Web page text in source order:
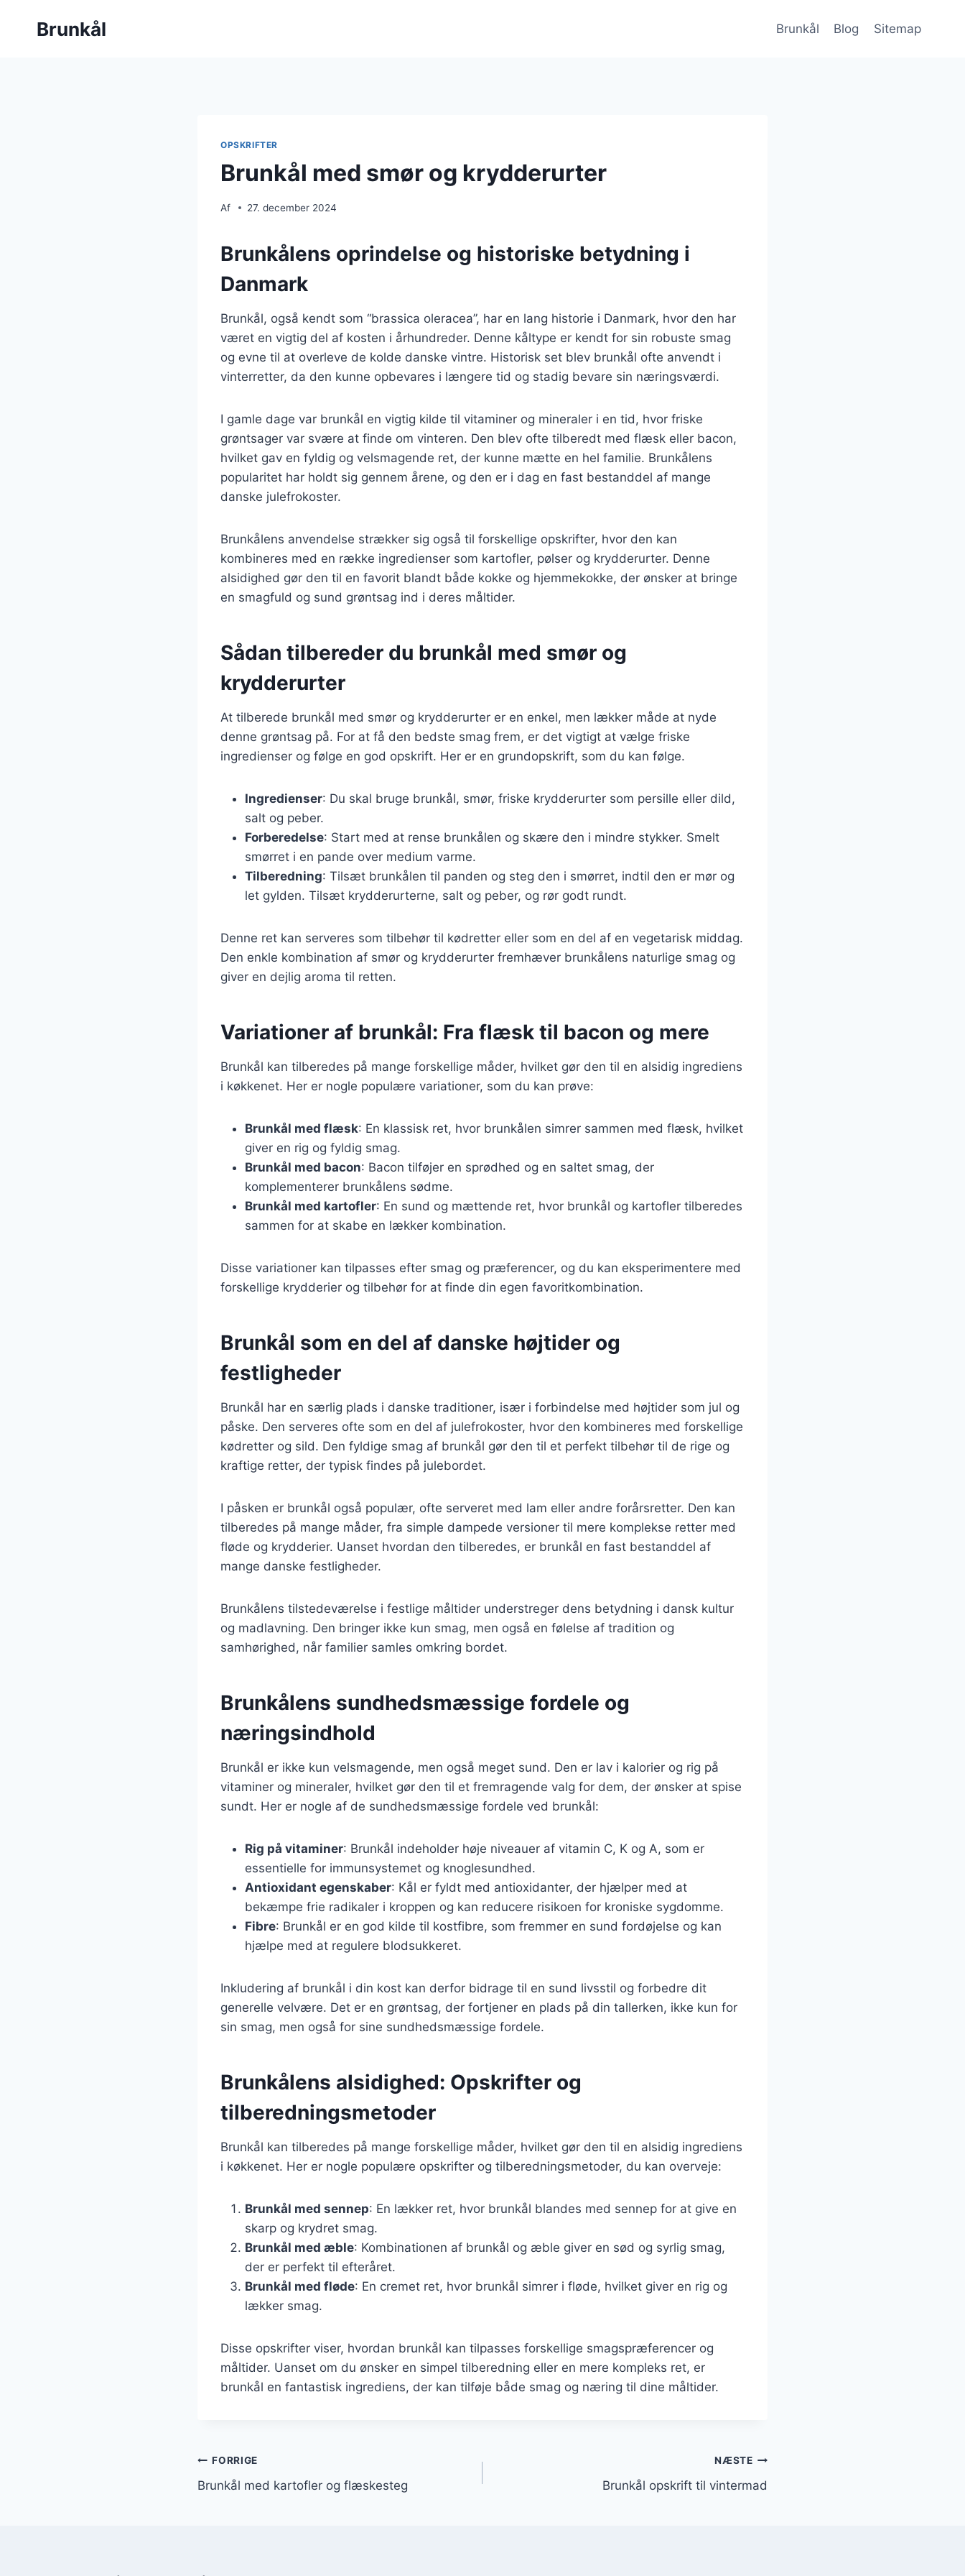
Brunkål Brunkål Blog Sitemap
OPSKRIFTER
Brunkål med smør og krydderurter
Af 27. december 2024
Brunkålens oprindelse og historiske betydning i
Danmark
Brunkål, også kendt som “brassica oleracea”, har en lang historie i Danmark, hvor den har
været en vigtig del af kosten i århundreder. Denne kåltype er kendt for sin robuste smag
og evne til at overleve de kolde danske vintre. Historisk set blev brunkål ofte anvendt i
vinterretter, da den kunne opbevares i længere tid og stadig bevare sin næringsværdi.
I gamle dage var brunkål en vigtig kilde til vitaminer og mineraler i en tid, hvor friske
grøntsager var svære at finde om vinteren. Den blev ofte tilberedt med flæsk eller bacon,
hvilket gav en fyldig og velsmagende ret, der kunne mætte en hel familie. Brunkålens
popularitet har holdt sig gennem årene, og den er i dag en fast bestanddel af mange
danske julefrokoster.
Brunkålens anvendelse strækker sig også til forskellige opskrifter, hvor den kan
kombineres med en række ingredienser som kartofler, pølser og krydderurter. Denne
alsidighed gør den til en favorit blandt både kokke og hjemmekokke, der ønsker at bringe
en smagfuld og sund grøntsag ind i deres måltider.
Sådan tilbereder du brunkål med smør og
krydderurter
At tilberede brunkål med smør og krydderurter er en enkel, men lækker måde at nyde
denne grøntsag på. For at få den bedste smag frem, er det vigtigt at vælge friske
ingredienser og følge en god opskrift. Her er en grundopskrift, som du kan følge.
Ingredienser: Du skal bruge brunkål, smør, friske krydderurter som persille eller dild,
salt og peber.
Forberedelse: Start med at rense brunkålen og skære den i mindre stykker. Smelt
smørret i en pande over medium varme.
Tilberedning: Tilsæt brunkålen til panden og steg den i smørret, indtil den er mør og
let gylden. Tilsæt krydderurterne, salt og peber, og rør godt rundt.
Denne ret kan serveres som tilbehør til kødretter eller som en del af en vegetarisk middag.
Den enkle kombination af smør og krydderurter fremhæver brunkålens naturlige smag og
giver en dejlig aroma til retten.
Variationer af brunkål: Fra flæsk til bacon og mere
Brunkål kan tilberedes på mange forskellige måder, hvilket gør den til en alsidig ingrediens
i køkkenet. Her er nogle populære variationer, som du kan prøve:
Brunkål med flæsk: En klassisk ret, hvor brunkålen simrer sammen med flæsk, hvilket
giver en rig og fyldig smag.
Brunkål med bacon: Bacon tilføjer en sprødhed og en saltet smag, der
komplementerer brunkålens sødme.
Brunkål med kartofler: En sund og mættende ret, hvor brunkål og kartofler tilberedes
sammen for at skabe en lækker kombination.
Disse variationer kan tilpasses efter smag og præferencer, og du kan eksperimentere med
forskellige krydderier og tilbehør for at finde din egen favoritkombination.
Brunkål som en del af danske højtider og
festligheder
Brunkål har en særlig plads i danske traditioner, især i forbindelse med højtider som jul og
påske. Den serveres ofte som en del af julefrokoster, hvor den kombineres med forskellige
kødretter og sild. Den fyldige smag af brunkål gør den til et perfekt tilbehør til de rige og
kraftige retter, der typisk findes på julebordet.
I påsken er brunkål også populær, ofte serveret med lam eller andre forårsretter. Den kan
tilberedes på mange måder, fra simple dampede versioner til mere komplekse retter med
fløde og krydderier. Uanset hvordan den tilberedes, er brunkål en fast bestanddel af
mange danske festligheder.
Brunkålens tilstedeværelse i festlige måltider understreger dens betydning i dansk kultur
og madlavning. Den bringer ikke kun smag, men også en følelse af tradition og
samhørighed, når familier samles omkring bordet.
Brunkålens sundhedsmæssige fordele og
næringsindhold
Brunkål er ikke kun velsmagende, men også meget sund. Den er lav i kalorier og rig på
vitaminer og mineraler, hvilket gør den til et fremragende valg for dem, der ønsker at spise
sundt. Her er nogle af de sundhedsmæssige fordele ved brunkål:
Rig på vitaminer: Brunkål indeholder høje niveauer af vitamin C, K og A, som er
essentielle for immunsystemet og knoglesundhed.
Antioxidant egenskaber: Kål er fyldt med antioxidanter, der hjælper med at
bekæmpe frie radikaler i kroppen og kan reducere risikoen for kroniske sygdomme.
Fibre: Brunkål er en god kilde til kostfibre, som fremmer en sund fordøjelse og kan
hjælpe med at regulere blodsukkeret.
Inkludering af brunkål i din kost kan derfor bidrage til en sund livsstil og forbedre dit
generelle velvære. Det er en grøntsag, der fortjener en plads på din tallerken, ikke kun for
sin smag, men også for sine sundhedsmæssige fordele.
Brunkålens alsidighed: Opskrifter og
tilberedningsmetoder
Brunkål kan tilberedes på mange forskellige måder, hvilket gør den til en alsidig ingrediens
i køkkenet. Her er nogle populære opskrifter og tilberedningsmetoder, du kan overveje:
Brunkål med sennep: En lækker ret, hvor brunkål blandes med sennep for at give en
skarp og krydret smag.
Brunkål med æble: Kombinationen af brunkål og æble giver en sød og syrlig smag,
der er perfekt til efteråret.
Brunkål med fløde: En cremet ret, hvor brunkål simrer i fløde, hvilket giver en rig og
lækker smag.
Disse opskrifter viser, hvordan brunkål kan tilpasses forskellige smagspræferencer og
måltider. Uanset om du ønsker en simpel tilberedning eller en mere kompleks ret, er
brunkål en fantastisk ingrediens, der kan tilføje både smag og næring til dine måltider.
Indlægsnavigation
FORRIGE
Brunkål med kartofler og flæskesteg
NÆSTE
Brunkål opskrift til vintermad